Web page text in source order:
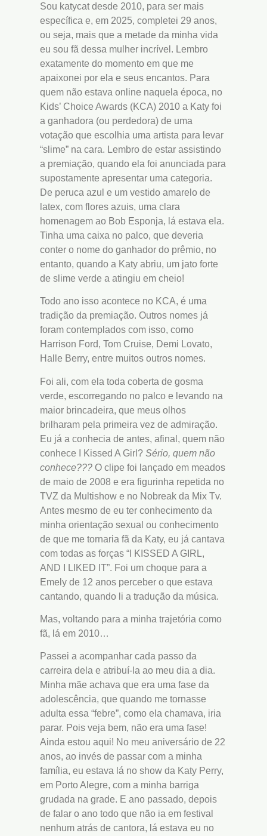
Sou katycat desde 2010, para ser mais
específica e, em 2025, completei 29 anos,
ou seja, mais que a metade da minha vida
eu sou fã dessa mulher incrível. Lembro
exatamente do momento em que me
apaixonei por ela e seus encantos. Para
quem não estava online naquela época, no
Kids’ Choice Awards (KCA) 2010 a Katy foi
a ganhadora (ou perdedora) de uma
votação que escolhia uma artista para levar
“slime” na cara. Lembro de estar assistindo
a premiação, quando ela foi anunciada para
supostamente apresentar uma categoria.
De peruca azul e um vestido amarelo de
latex, com flores azuis, uma clara
homenagem ao Bob Esponja, lá estava ela.
Tinha uma caixa no palco, que deveria
conter o nome do ganhador do prêmio, no
entanto, quando a Katy abriu, um jato forte
de slime verde a atingiu em cheio!
Todo ano isso acontece no KCA, é uma
tradição da premiação. Outros nomes já
foram contemplados com isso, como
Harrison Ford, Tom Cruise, Demi Lovato,
Halle Berry, entre muitos outros nomes.
Foi ali, com ela toda coberta de gosma
verde, escorregando no palco e levando na
maior brincadeira, que meus olhos
brilharam pela primeira vez de admiração.
Eu já a conhecia de antes, afinal, quem não
conhece I Kissed A Girl? Sério, quem não
conhece??? O clipe foi lançado em meados
de maio de 2008 e era figurinha repetida no
TVZ da Multishow e no Nobreak da Mix Tv.
Antes mesmo de eu ter conhecimento da
minha orientação sexual ou conhecimento
de que me tornaria fã da Katy, eu já cantava
com todas as forças “I KISSED A GIRL,
AND I LIKED IT”. Foi um choque para a
Emely de 12 anos perceber o que estava
cantando, quando li a tradução da música.
Mas, voltando para a minha trajetória como
fã, lá em 2010…
Passei a acompanhar cada passo da
carreira dela e atribuí-la ao meu dia a dia.
Minha mãe achava que era uma fase da
adolescência, que quando me tornasse
adulta essa “febre”, como ela chamava, iria
parar. Pois veja bem, não era uma fase!
Ainda estou aqui! No meu aniversário de 22
anos, ao invés de passar com a minha
família, eu estava lá no show da Katy Perry,
em Porto Alegre, com a minha barriga
grudada na grade. E ano passado, depois
de falar o ano todo que não ia em festival
nenhum atrás de cantora, lá estava eu no